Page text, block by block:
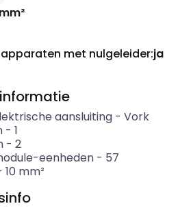
met nulgeleider:ja
(Huidige combinatie niet mogelijk)
aansluiting- Vork
- 1
- 2
eenheden- 57
10 mm²